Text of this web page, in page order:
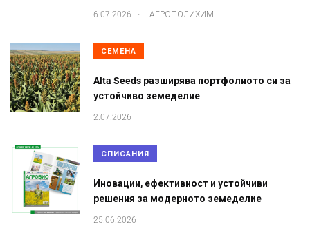
6.07.2026 . АГРОПОЛИХИМ
СЕМЕНА
Alta Seeds разширява портфолиото си за
устойчиво земеделие
2.07.2026
СПИСАНИЯ
Иновации, ефективност и устойчиви
решения за модерното земеделие
25.06.2026